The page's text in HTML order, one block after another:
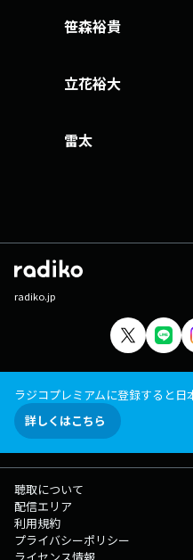
笹森裕貴
立花裕大
雷太
radiko.jp
ラジコプレミアムに登録すると
詳しくはこちら
聴取について
配信エリア
利用規約
プライバシーポリシー